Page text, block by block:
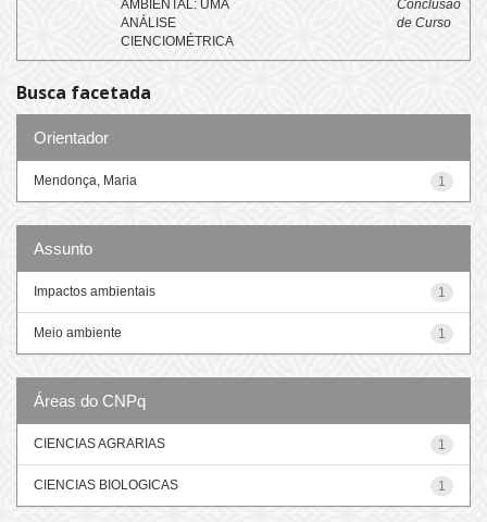
AMBIENTAL: UMA
ANÁLISE
CIENCIOMÉTRICA
Conclusão
de Curso
Busca facetada
Orientador
1
Mendonça, Maria
Assunto
1
Impactos ambientais
1
Meio ambiente
Áreas do CNPq
1
CIENCIAS AGRARIAS
1
CIENCIAS BIOLOGICAS